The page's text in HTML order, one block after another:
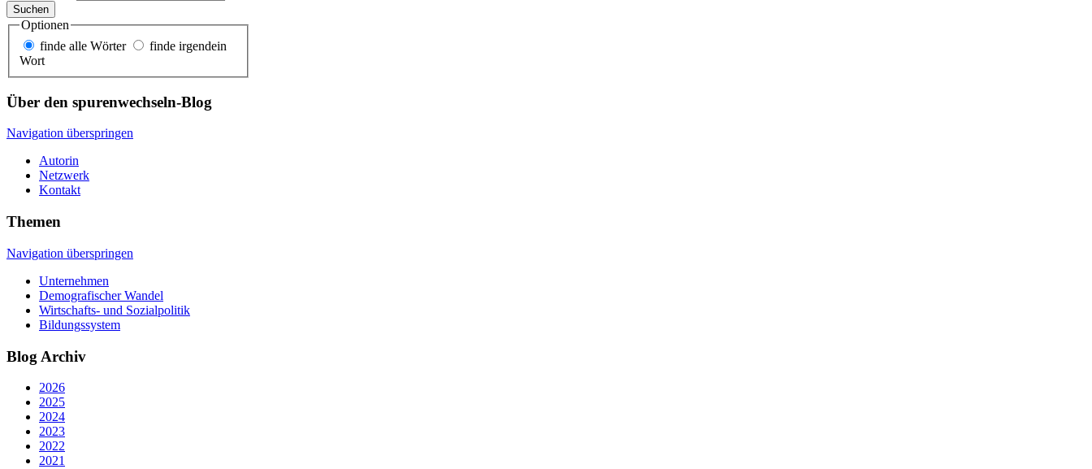
Suchen
Optionen
finde alle Wörter
finde irgendein
Wort
Über den spurenwechseln-Blog
Navigation überspringen
Autorin
Netzwerk
Kontakt
Themen
Navigation überspringen
Unternehmen
Demografischer Wandel
Wirtschafts- und Sozialpolitik
Bildungssystem
Blog Archiv
2026
2025
2024
2023
2022
2021